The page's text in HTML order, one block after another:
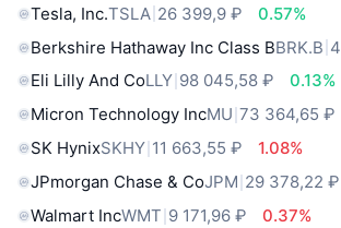
Tesla, Inc.TSLA 26 399,9 ₽
0.57%
Berkshire Hathaway Inc Class BBRK.B
Eli Lilly And CoLLY 98 045,58 ₽
0.13%
Micron Technology IncMU 73 364,65 ₽
SK HynixSKHY 11 663,55 ₽
1.08%
JPmorgan Chase & CoJPM 29 378,22 ₽
Walmart IncWMT 9 171,96 ₽ 0.37%